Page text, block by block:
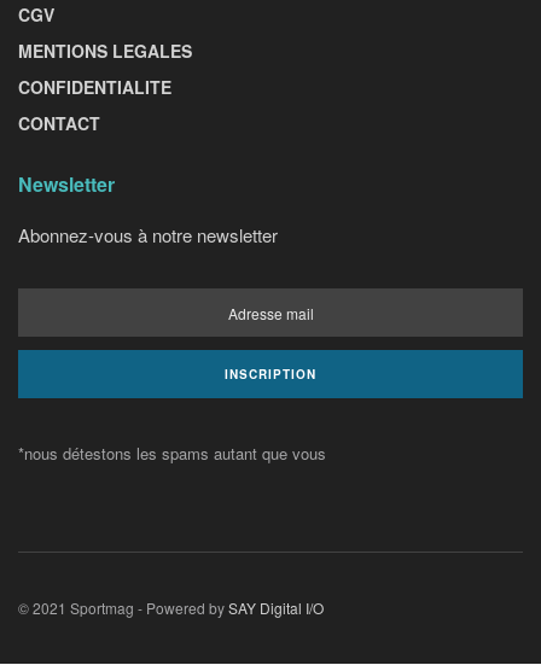
CGV
MENTIONS LEGALES
CONFIDENTIALITE
CONTACT
Newsletter
Abonnez-vous à notre newsletter
*nous détestons les spams autant que vous
© 2021 Sportmag - Powered bySAY Digital I/O